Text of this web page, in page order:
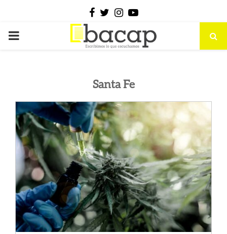
Facebook
Twitter
Instagram
Youtube
PRIMARY
Santa Fe